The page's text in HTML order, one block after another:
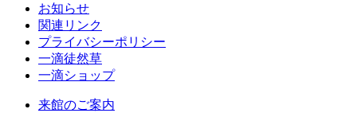
お知らせ
関連リンク
プライバシーポリシー
一滴徒然草
一滴ショップ
来館のご案内